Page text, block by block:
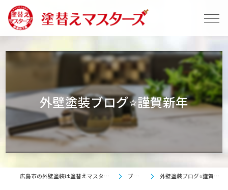
外壁塗装ブログ⭐謹賀新年
広島市の外壁塗装は塗替えマスターズ ブログ 外壁塗装ブログ⭐謹賀新年